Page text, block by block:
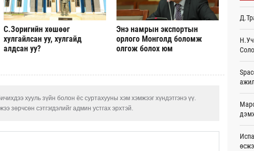
С.Зоригийн хөшөөг
хулгайлсан уу, хулгайд
алдсан уу?
Энэ намрын экспортын
орлого Монголд боломж
олгож болох юм
хууль зүйн болон ёс суртахууны хэм хэмжээг хүндэтгэнэ үү.
зөрчсөн сэтгэгдэлийг админ устгах эрхтэй.
авна